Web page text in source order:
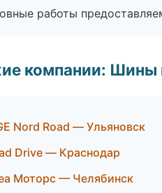
работы
компании: Шины
Nord Road — Ульяновск
Drive — Краснодар
Моторс — Челябинск